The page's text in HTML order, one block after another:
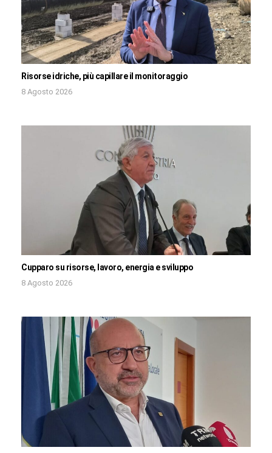
Risorse idriche, più capillare il monitoraggio
8 Agosto 2026
Cupparo su risorse, lavoro, energia e sviluppo
8 Agosto 2026